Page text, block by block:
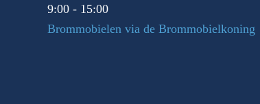
9:00 - 15:00
Brommobielen via de Brommobielkoning